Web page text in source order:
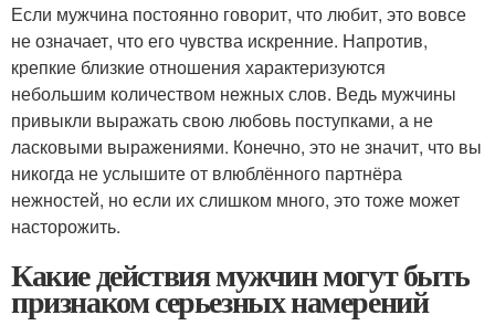
Если мужчина постоянно говорит, что любит, это вовсе
не означает, что его чувства искренние. Напротив,
крепкие близкие отношения характеризуются
небольшим количеством нежных слов. Ведь мужчины
привыкли выражать свою любовь поступками, а не
ласковыми выражениями. Конечно, это не значит, что вы
никогда не услышите от влюблённого партнёра
нежностей, но если их слишком много, это тоже может
насторожить.
Какие действия мужчин могут быть
признаком серьезных намерений